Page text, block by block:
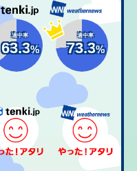
適中率
63.3%
適中率
73.3%